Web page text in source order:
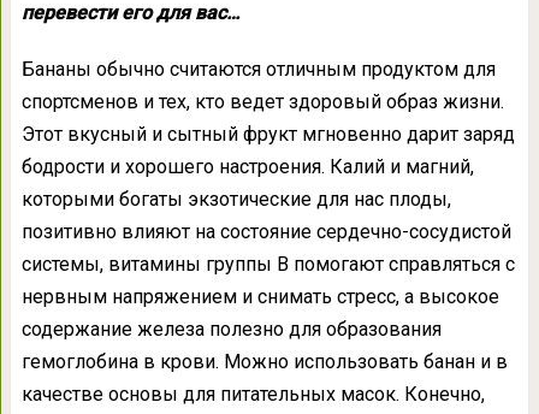
перевести его для вас…
Бананы обычно считаются отличным продуктом для
спортсменов и тех, кто ведет здоровый образ жизни.
Этот вкусный и сытный фрукт мгновенно дарит заряд
бодрости и хорошего настроения. Калий и магний,
которыми богаты экзотические для нас плоды,
позитивно влияют на состояние сердечно-сосудистой
системы, витамины группы В помогают справляться с
нервным напряжением и снимать стресс, а высокое
содержание железа полезно для образования
гемоглобина в крови. Можно использовать банан и в
качестве основы для питательных масок. Конечно,